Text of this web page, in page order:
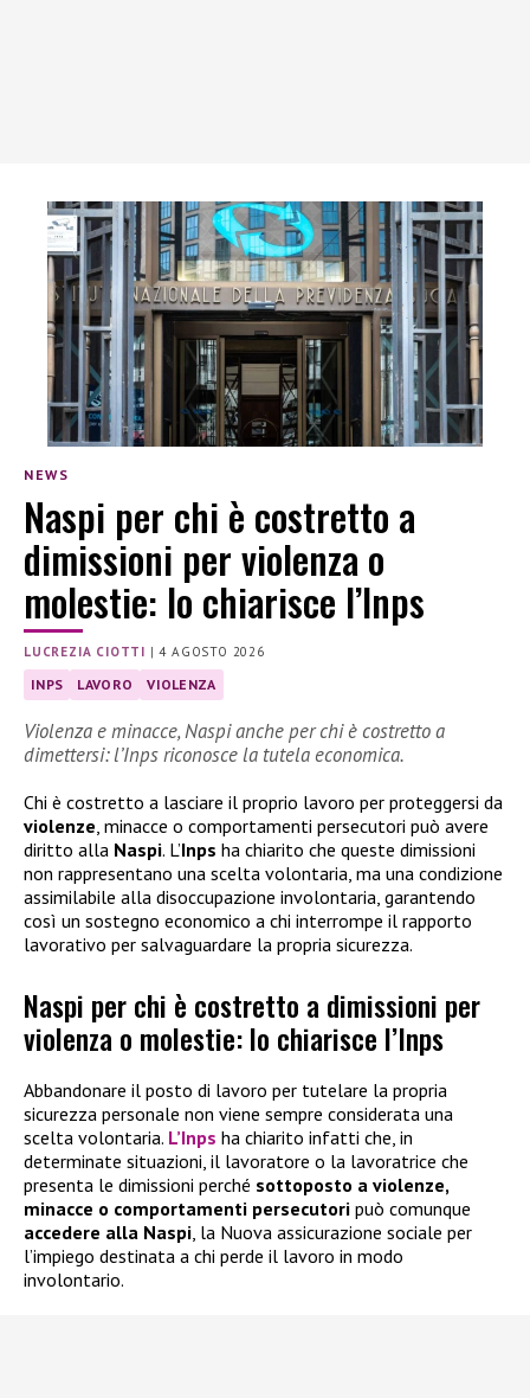
NEWS
Naspi per chi è costretto a
dimissioni per violenza o
molestie: lo chiarisce l’Inps
LUCREZIA CIOTTI |4 AGOSTO 2026
INPS LAVORO VIOLENZA
Violenza e minacce, Naspi anche per chi è costretto a
dimettersi: l’Inps riconosce la tutela economica.
Chi è costretto a lasciare il proprio lavoro per proteggersi da
violenze, minacce o comportamenti persecutori può avere
diritto alla Naspi. L’Inps ha chiarito che queste dimissioni
non rappresentano una scelta volontaria, ma una condizione
assimilabile alla disoccupazione involontaria, garantendo
così un sostegno economico a chi interrompe il rapporto
lavorativo per salvaguardare la propria sicurezza.
Naspi per chi è costretto a dimissioni per
violenza o molestie: lo chiarisce l’Inps
Abbandonare il posto di lavoro per tutelare la propria
sicurezza personale non viene sempre considerata una
scelta volontaria. L’Inps ha chiarito infatti che, in
determinate situazioni, il lavoratore o la lavoratrice che
presenta le dimissioni perché sottoposto a violenze,
minacce o comportamenti persecutori può comunque
accedere alla Naspi , la Nuova assicurazione sociale per
l’impiego destinata a chi perde il lavoro in modo
involontario.